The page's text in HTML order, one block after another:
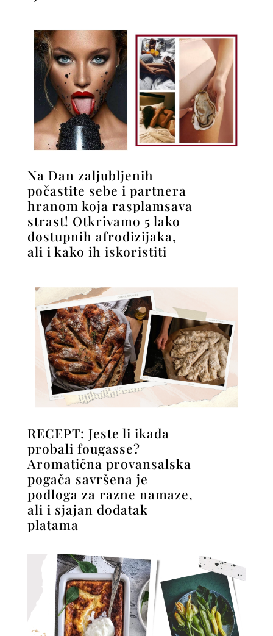
Na Dan zaljubljenih
počastite sebe i partnera
hranom koja rasplamsava
strast! Otkrivamo 5 lako
dostupnih afrodizijaka,
ali i kako ih iskoristiti
RECEPT: Jeste li ikada
probali fougasse?
Aromatična provansalska
pogača savršena je
podloga za razne namaze,
ali i sjajan dodatak
platama